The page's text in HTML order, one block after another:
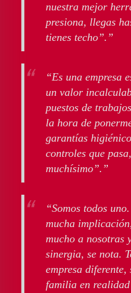
nuestra mejor
presiona, llegas
tienes techo”.”
“Es una empresa
un valor
puestos de
la hora de
garantías
controles que
muchísimo”.”
“Somos todos
mucha
mucho a nosotras
sinergia, se nota.
empresa
familia en